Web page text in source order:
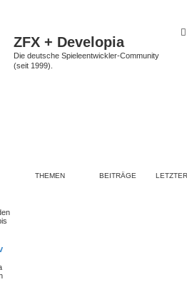
ZFX + Developia
Die deutsche Spieleentwickler-Community
(seit 1999).
THEMEN BEITRÄGE